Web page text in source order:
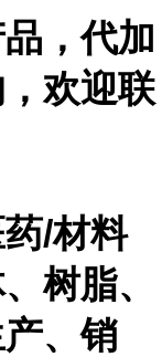
，代加
欢迎联
/材料
树脂、
、销